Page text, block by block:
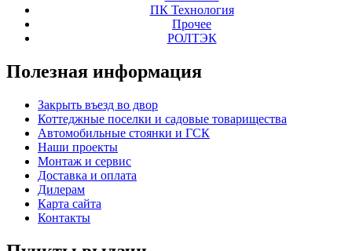
ПК Технология
Прочее
РОЛТЭК
Полезная информация
Закрыть въезд во двор
Коттеджные поселки и садовые товарищества
Автомобильные стоянки и ГСК
Наши проекты
Монтаж и сервис
Доставка и оплата
Дилерам
Карта сайта
Контакты